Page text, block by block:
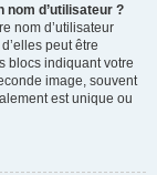
nom d’utilisateur ?
nom d’utilisateur
peut être
blocs indiquant votre
image, souvent
est unique ou